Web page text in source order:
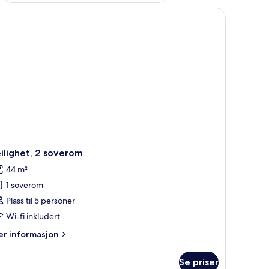
2 soverom
44 m²
1 soverom
Plass til 5 personer
Wi-fi inkludert
informasjon
Se priser